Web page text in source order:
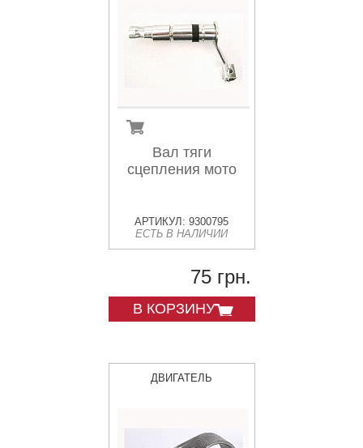
Вал тяги
сцепления мото
АРТИКУЛ: 9300795
ЕСТЬ В НАЛИЧИИ
75 грн.
В КОРЗИНУ
ДВИГАТЕЛЬ